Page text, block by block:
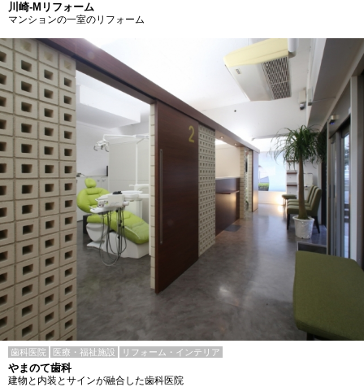
川崎-Mリフォーム
マンションの一室のリフォーム
歯科医院 医療・福祉施設 リフォーム・インテリア
やまのて歯科
建物と内装とサインが融合した歯科医院